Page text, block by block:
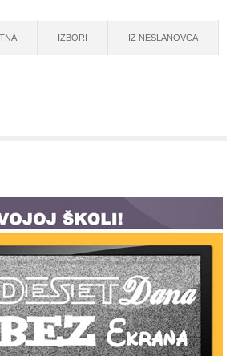
IZBORI IZ NESLANOVCA